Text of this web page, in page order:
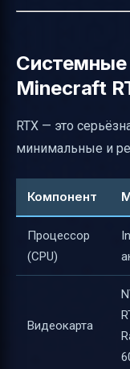
Системные
Minecraft
RTX — это
минимальные и
Компонент
Процессор
(CPU)
Видеокарта